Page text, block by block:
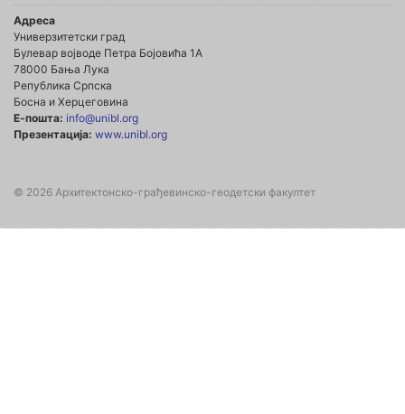
Адреса
Универзитетски град
Булевар војводе Петра Бојовића 1А
78000 Бања Лука
Република Српска
Босна и Херцеговина
Е-пошта: info@unibl.org
Презентација: www.unibl.org
© 2026 Архитектонско-грађевинско-геодетски факултет